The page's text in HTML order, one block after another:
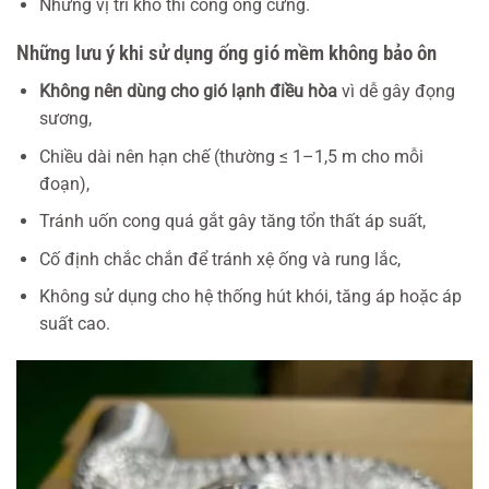
Những vị trí khó thi công ống cứng.
Những lưu ý khi sử dụng ống gió mềm không bảo ôn
Không nên dùng cho gió lạnh điều hòavì dễ gây đọng
sương,
Chiều dài nên hạn chế (thường ≤ 1–1,5 m cho mỗi
đoạn),
Tránh uốn cong quá gắt gây tăng tổn thất áp suất,
Cố định chắc chắn để tránh xệ ống và rung lắc,
Không sử dụng cho hệ thống hút khói, tăng áp hoặc áp
suất cao.